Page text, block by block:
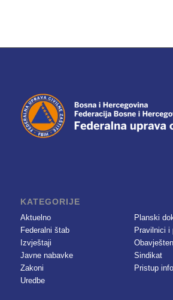
KATEGORIJE
Aktuelno
Federalni štab
Izvještaji
Javne nabavke
Zakoni
Uredbe
Planski
Pravilnici i
Sindikat
Pristup